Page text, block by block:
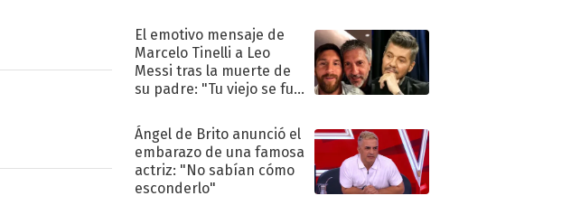
El emotivo mensaje de
Marcelo Tinelli a Leo
Messi tras la muerte de
su padre: "Tu viejo se fue
Ángel de Brito anunció el
embarazo de una famosa
actriz: "No sabían cómo
esconderlo"